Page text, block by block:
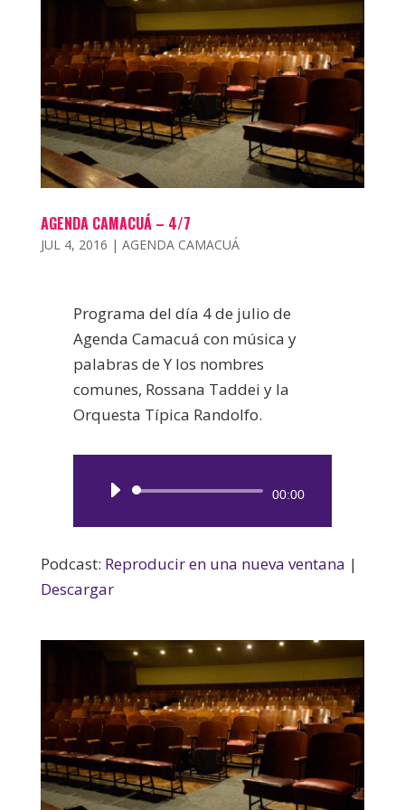
AGENDA CAMACUÁ – 4/7
JUL 4, 2016 | AGENDA CAMACUÁ
Programa del día 4 de julio de
Agenda Camacuá con música y
palabras de Y los nombres
comunes, Rossana Taddei y la
Orquesta Típica Randolfo.
Reproductor
00:00
Podcast: Reproducir en una nueva ventana |
Descargar